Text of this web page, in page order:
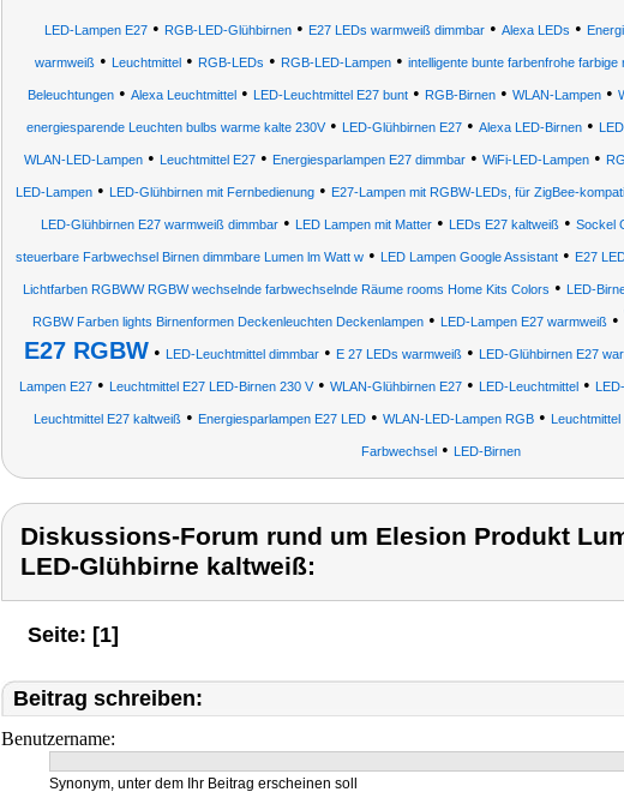
LED-Lampen E27 • RGB-LED-Glühbirnen • E27 LEDs warmweiß dimmbar • Alexa LEDs •
warmweiß• Leuchtmittel• RGB-LEDs • RGB-LED-Lampen• intelligente bunte farbenfrohe
Beleuchtungen • Alexa Leuchtmittel • LED-Leuchtmittel E27 bunt • RGB-Birnen • WLAN-Lampen •
energiesparende Leuchten bulbs warme kalte 230V• LED-Glühbirnen E27 • Alexa LED-Birnen •
WLAN-LED-Lampen• Leuchtmittel E27• Energiesparlampen E27 dimmbar• WiFi-LED-Lampen•
LED-Lampen• LED-Glühbirnen mit Fernbedienung• E27-Lampen mit RGBW-LEDs, für ZigBee-
LED-Glühbirnen E27 warmweiß dimmbar • LED Lampen mit Matter • LEDs E27 kaltweiß • Sockel
steuerbare Farbwechsel Birnen dimmbare Lumen lm Watt w• LED Lampen Google Assistant• E27
Lichtfarben RGBWW RGBW wechselnde farbwechselnde Räume rooms Home Kits Colors • LED-
RGBW Farben lights Birnenformen Deckenleuchten Deckenlampen• LED-Lampen E27 warmweiß•
E27 RGBW• LED-Leuchtmittel dimmbar• E 27 LEDs warmweiß• LED-Glühbirnen E27
Lampen E27• Leuchtmittel E27 LED-Birnen 230 V• WLAN-Glühbirnen E27• LED-Leuchtmittel•
Leuchtmittel E27 kaltweiß • Energiesparlampen E27 LED • WLAN-LED-Lampen RGB • Leuchtmittel
Farbwechsel• LED-Birnen
Diskussions-Forum rund um Elesion Produkt
LED-Glühbirne kaltweiß:
Seite: [1]
Beitrag schreiben:
Benutzername:
Synonym, unter dem Ihr Beitrag erscheinen soll